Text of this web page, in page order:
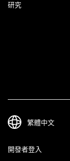
研究
開發者登入